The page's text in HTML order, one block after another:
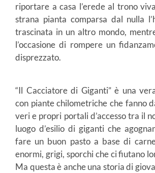
riportare a casa l’erede al trono
strana pianta comparsa dal nulla
trascinata in un altro mondo,
l’occasione di rompere un
disprezzato.
“Il Cacciatore di Giganti” è una
con piante chilometriche che fanno
veri e propri portali d’accesso tra il
luogo d’esilio di giganti che
fare un buon pasto a base di
enormi, grigi, sporchi che ci fiutano
Ma questa è anche una storia di